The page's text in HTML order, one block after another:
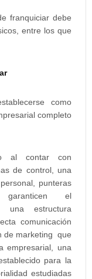
franquiciar debe
entre los que
como
completo
al contar con
de control, una
punteras
garanticen el
una estructura
comunicación
de marketing que
empresarial, una
para la
estudiadas